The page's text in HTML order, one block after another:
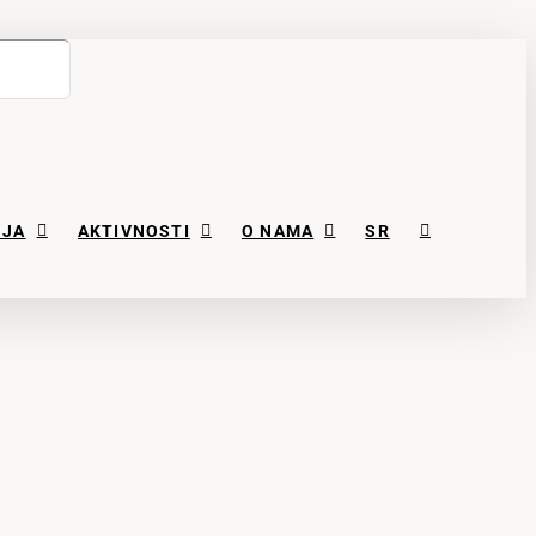
AKTIVNOSTI O NAMA SR